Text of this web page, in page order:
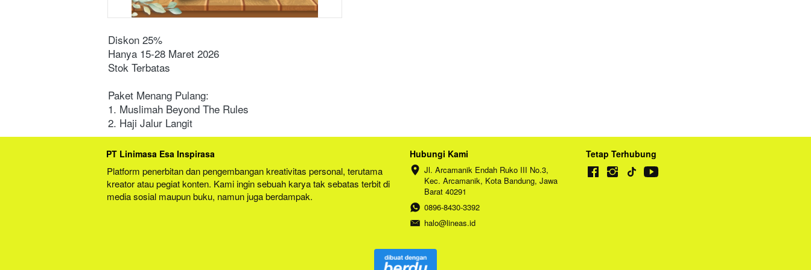
Diskon 25%
Hanya 15-28 Maret 2026
Stok Terbatas
Paket Menang Pulang:
1. Muslimah Beyond The Rules
2. Haji Jalur Langit
PT Linimasa Esa Inspirasa
Platform penerbitan dan pengembangan kreativitas personal, terutama
kreator atau pegiat konten. Kami ingin sebuah karya tak sebatas terbit di
media sosial maupun buku, namun juga berdampak.
Hubungi Kami
Jl. Arcamanik Endah Ruko III No.3,
Kec. Arcamanik, Kota Bandung, Jawa
Barat 40291
0896-8430-3392
halo@lineas.id
Tetap Terhubung